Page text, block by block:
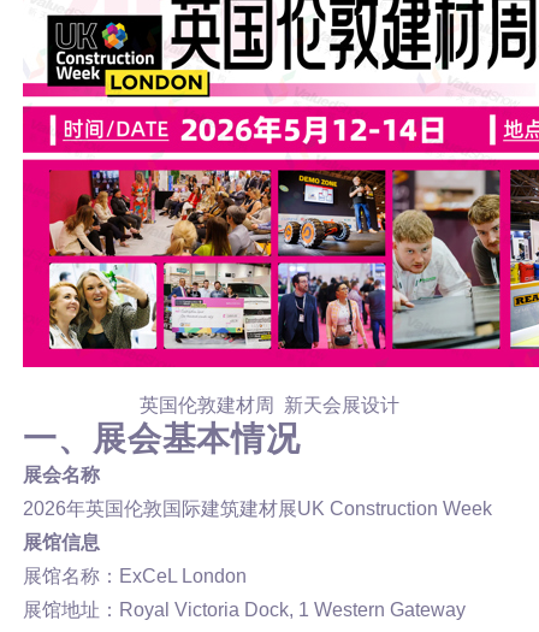
英国伦敦建材周 新天会展设计
一、展会基本情况
展会名称
2026年英国伦敦国际建筑建材展UK Construction Week
展馆信息
展馆名称：ExCeL London
展馆地址：Royal Victoria Dock, 1 Western Gateway